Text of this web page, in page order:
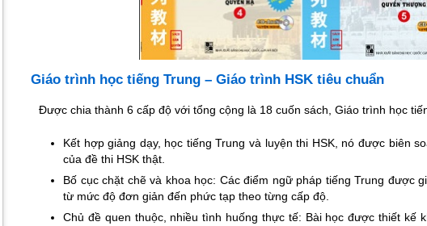
Giáo trình học tiếng Trung – Giáo trình HSK tiêu chuẩn
Được chia thành 6 cấp độ với tổng cộng là 18 cuốn sách, Giáo trình học
Kết hợp giảng dạy, học tiếng Trung và luyện thi HSK, nó được biên
của đề thi HSK thật.
Bố cục chặt chẽ và khoa học: Các điểm ngữ pháp tiếng Trung được
từ mức độ đơn giản đến phức tạp theo từng cấp độ.
Chủ đề quen thuộc, nhiều tình huống thực tế: Bài học được thiết kế